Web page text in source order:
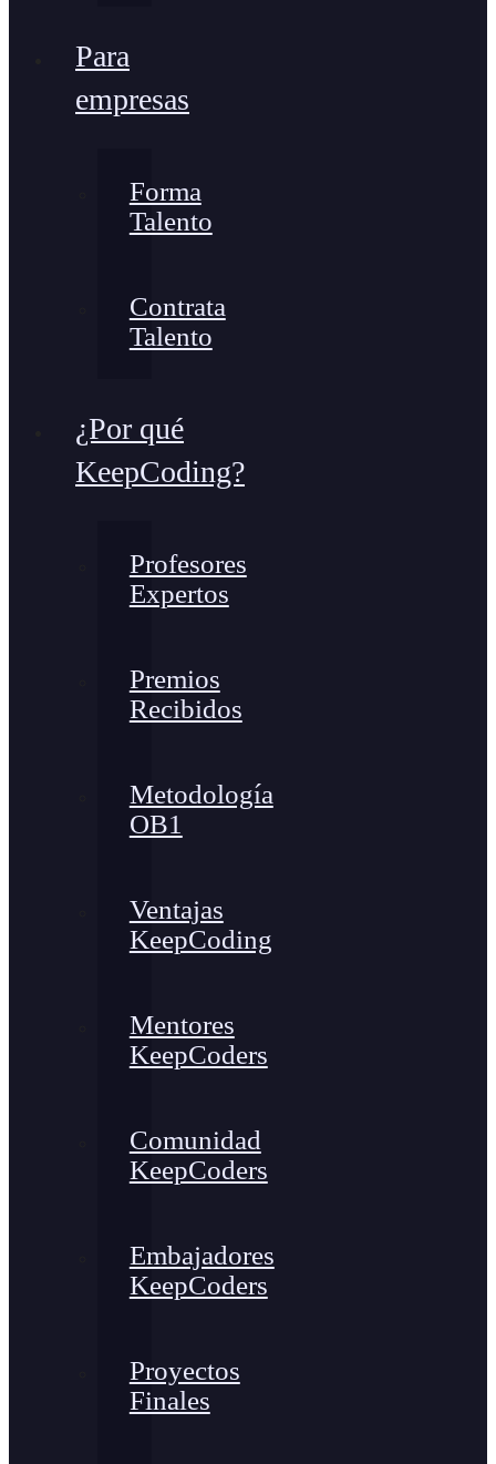
Para
empresas
Forma
Talento
Contrata
Talento
¿Por qué
KeepCoding?
Profesores
Expertos
Premios
Recibidos
Metodología
OB1
Ventajas
KeepCoding
Mentores
KeepCoders
Comunidad
KeepCoders
Embajadores
KeepCoders
Proyectos
Finales